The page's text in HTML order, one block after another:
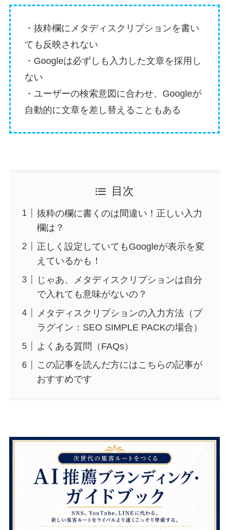
・抜粋欄にメタディスクリプションを書い
ても反映されない
・Googleは必ずしも入力した文章を採用し
ない
・ユーザーの検索意図に合わせ、Googleが
自動的に文章を差し替えることもある
目次
抜粋の欄に書くのは間違い！正しい入力
欄は？
正しく設定していてもGoogleが表示を変
えているかも！
じゃあ、メタディスクリプションは自分
で入れても意味がないの？
メタディスクリプションの入力方法（プ
ラグイン：SEO SIMPLE PACKの場合）
よくある質問（FAQs）
この記事を読んだ方にはこちらの記事が
おすすめです